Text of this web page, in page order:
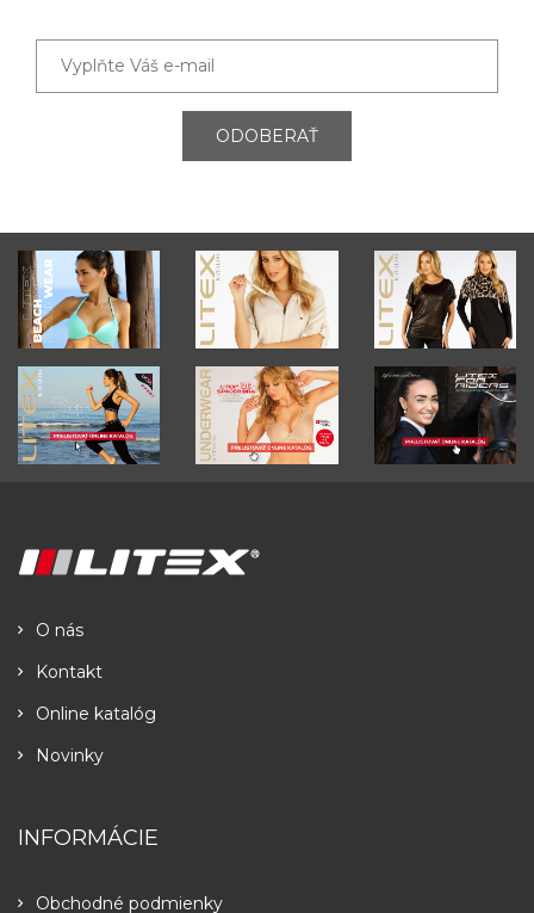
ODOBERAŤ
O nás
Kontakt
Online katalóg
Novinky
INFORMÁCIE
Obchodné podmienky